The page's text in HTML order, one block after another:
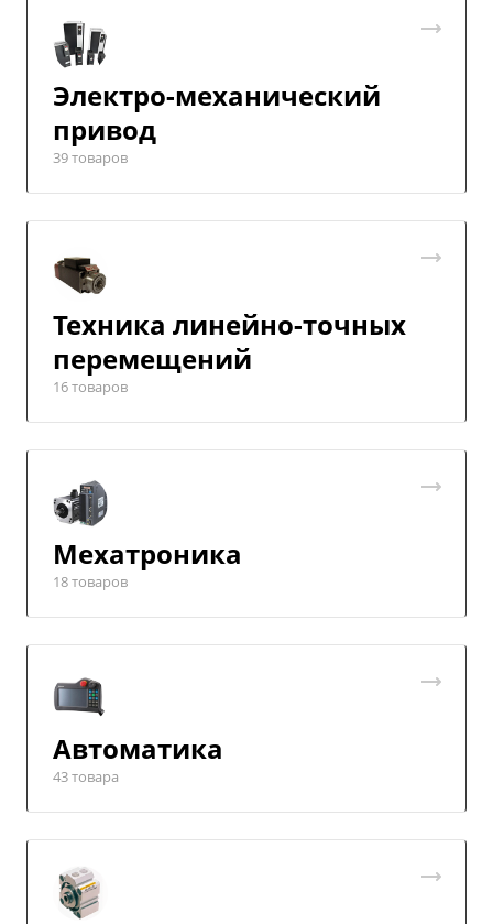
Электро-механический
привод
39 товаров
Техника линейно-точных
перемещений
16 товаров
Мехатроника
18 товаров
Автоматика
43 товара